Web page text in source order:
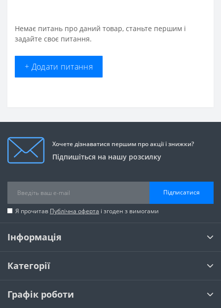
Немає питань про даний товар, станьте першим і
задайте своє питання.
+ Додати питання
Хочете дізнаватися першим про акції і знижки?
Підпишіться на нашу розсилку
Підписатися
Я прочитав Публічна оферта і згоден з вимогами
Інформація
Категорії
Графік роботи